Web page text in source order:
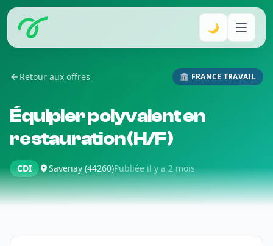
🌙
Retour aux offres 🏛️ FRANCE TRAVAIL
Équipier polyvalent en
restauration (H/F)
CDI Savenay (44260)Publiée il y a 2 mois